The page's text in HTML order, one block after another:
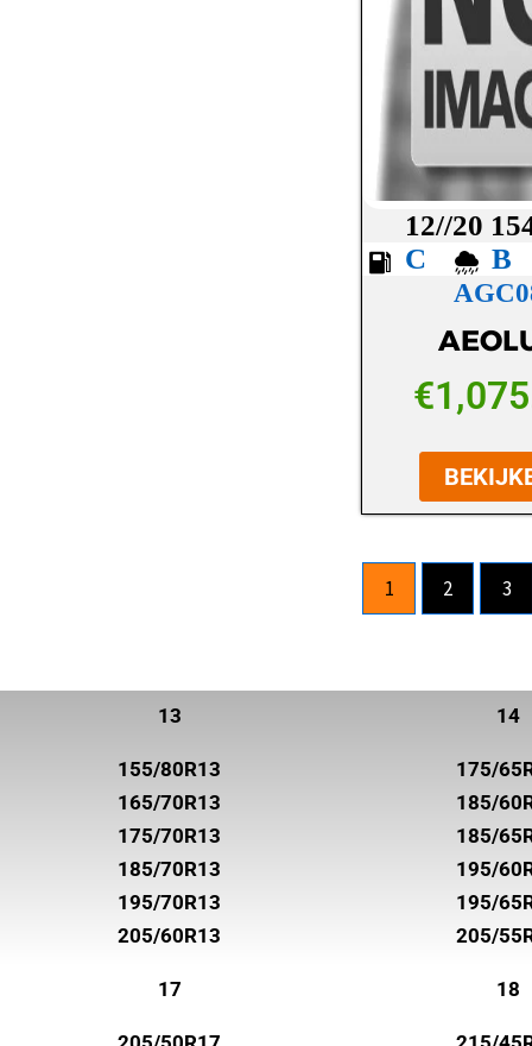
SUNNY
SUPERIA TIRES
SYRON
TOYO
TRELLEBORG
12//20
C
B
€
1 2 3
13
155/80R13
165/70R13
175/70R13
185/70R13
195/70R13
205/60R13
14
175/
185/
185/
195/
195/
205/
17 18